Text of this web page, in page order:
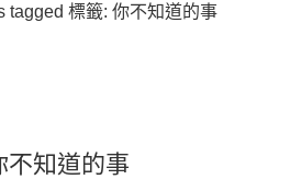
tagged 標籤: 你不知道的事
不知道的事